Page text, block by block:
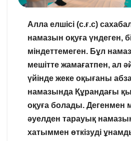
Алла елшісі (с.ғ.с)
намазын оқуға үндеген,
міндеттемеген. Бұл
мешітте жамағатпен, ал
үйінде жеке оқығаны
намазында Құрандағы
оқуға болады. Дегенмен
әуелден тарауық
хатыммен өткізуді